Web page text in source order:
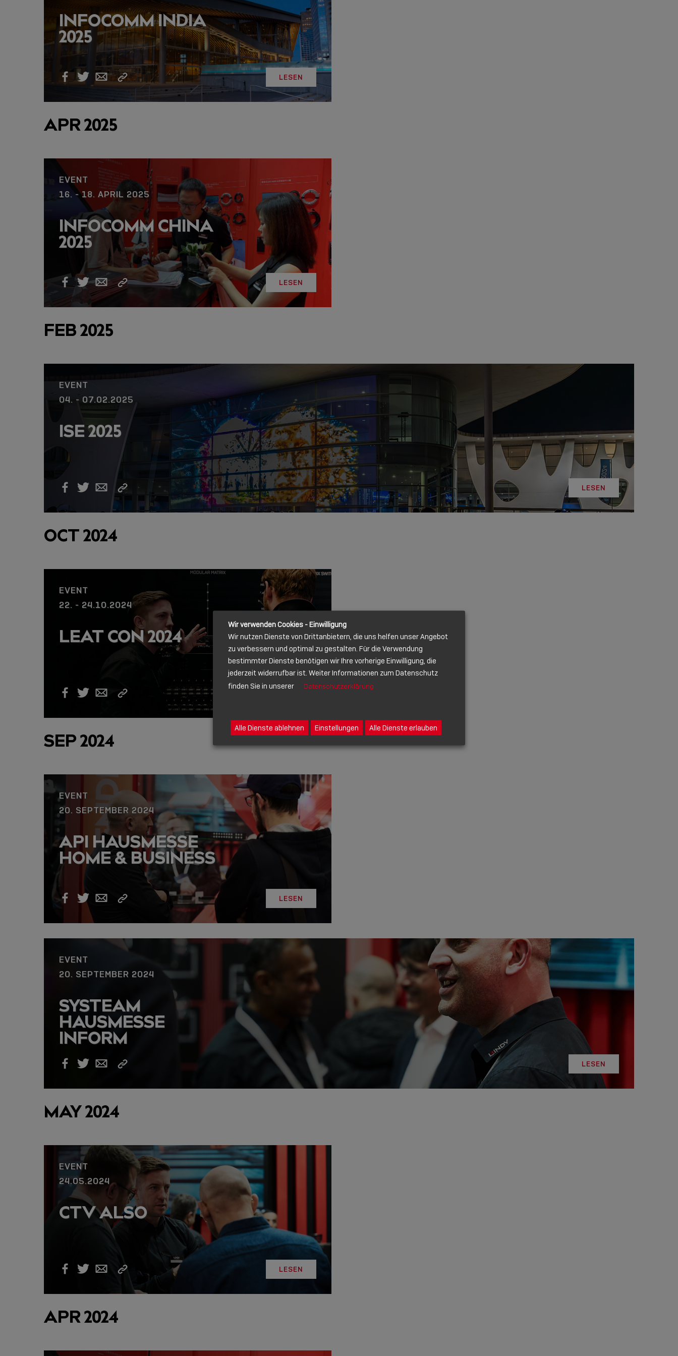
INFOCOMM INDIA
2025
LESEN
Facebook
TwitterEmailLink
kopieren
APR 2025
EVENT
16. - 18. APRIL 2025
INFOCOMM CHINA
2025
LESEN
Facebook
Twitter
EmailLink
FEB 2025
EVENT
04. - 07.02.2025
ISE 2025
LESEN
Facebook
TwitterEmailLink
kopieren
OCT 2024
EVENT
22. - 24.10.2024
LEAT CON 2024
Facebook
TwitterEmailLink
SEP 2024
EVENT
20. SEPTEMBER 2024
API HAUSMESSE
HOME & BUSINESS
LESEN
Facebook
TwitterEmailLink
EVENT
20. SEPTEMBER 2024
SYSTEAM
HAUSMESSE
INFORM
LESEN
Facebook
TwitterEmailLink
MAY 2024
EVENT
24.05.2024
CTV ALSO
LESEN
Facebook
TwitterEmailLink
kopieren
APR 2024
Wir verwenden Cookies - Einwilligung
Wir nutzen Dienste von Drittanbietern, die uns helfen unser Angebot
zu verbessern und optimal zu gestalten. Für die Verwendung
bestimmter Dienste benötigen wir Ihre vorherige Einwilligung, die
jederzeit widerrufbar ist. Weiter Informationen zum Datenschutz
finden Sie in unserer
Datenschutzerklärung
Alle Dienste ablehnen Einstellungen Alle Dienste erlauben